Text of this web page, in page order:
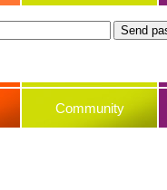
Community